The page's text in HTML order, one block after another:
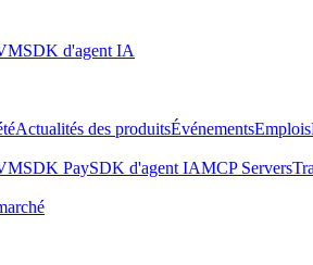
SDK d'agent IA
Actualités des produitsÉvénementsEmplois
SDK PaySDK d'agent IAMCP Servers